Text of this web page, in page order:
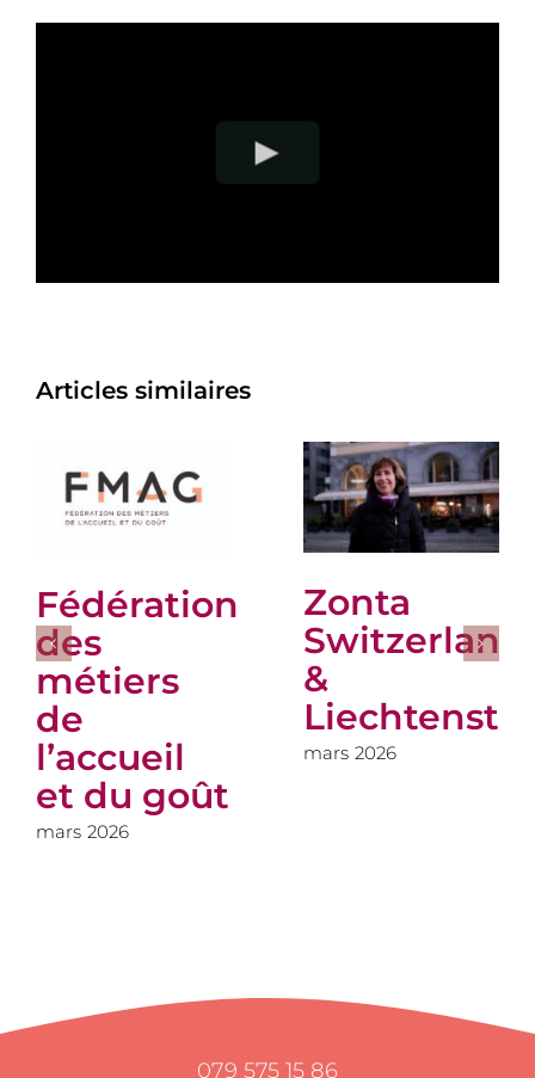
Articles similaires
Fédération
des
métiers
de
l’accueil
et du goût
mars 2026
Zonta
Switzerland
&
mars 2026
079 575 15 86